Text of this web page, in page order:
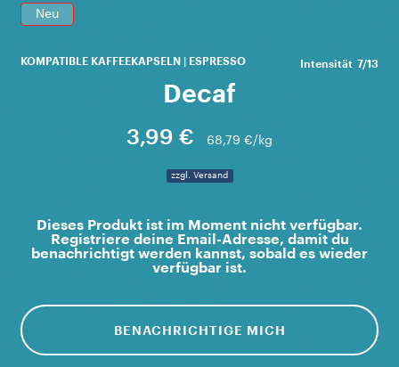
Neu
KOMPATIBLE KAFFEEKAPSELN | ESPRESSO Intensität 7/13
Decaf
3,99 € 68,79 €/kg
zzgl. Versand
Dieses Produkt ist im Moment nicht verfügbar.
Registriere deine Email-Adresse, damit du
benachrichtigt werden kannst, sobald es wieder
verfügbar ist.
BENACHRICHTIGE MICH